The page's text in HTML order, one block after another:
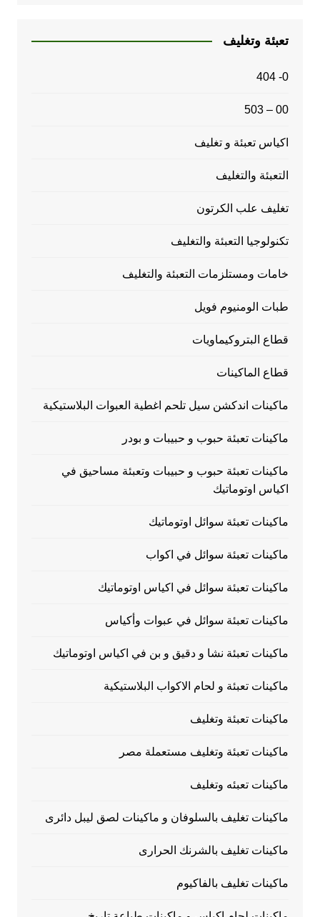
تعبئة وتغليف
0- 404
00 – 503
اكياس تعبئة و تغليف
التعبئة والتغليف
تغليف علب الكرتون
تكنولوجيا التعبئة والتغليف
خامات ومستلزمات التعبئة والتغليف
طبات الومنيوم فويل
قطاع البتروكيماويات
قطاع الماكينات
ماكينات اندكشن سيل تلحم اغطية العبوات البلاستيكية
ماكينات تعبئة حبوب و حبيبات و بودر
ماكينات تعبئة حبوب و حبيبات وتعبئة مساحيق في
اكياس اوتوماتيك
ماكينات تعبئة سوائل اوتوماتيك
ماكينات تعبئة سوائل في اكواب
ماكينات تعبئة سوائل في اكياس اوتوماتيك
ماكينات تعبئة سوائل في عبوات وأكياس
ماكينات تعبئة نشا و دقيق و بن في اكياس اوتوماتيك
ماكينات تعبئة و لحام الاكواب البلاستيكية
ماكينات تعبئة وتغليف
ماكينات تعبئة وتغليف مستعملة مصر
ماكينات تعبئه وتغليف
ماكينات تغليف بالسلوفان و ماكينات لصق ليبل دائرى
ماكينات تغليف بالشرنك الحرارى
ماكينات تغليف بالفاكيوم